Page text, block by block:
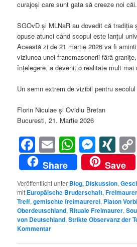
curajoși care sunt gata să creeze noi căi.
SGOvD și MLNaR au dovedit că tradiția
opuse atunci când scopul este lanțul
Această zi de 21 martie 2026 va fi
viziunea unei francmasonerii fără
înțelegere, a devenit o realitate mult mai
Un semn extrem de vizibil pentru
Florin Niculae și Ovidiu Bretan
Bucuresti, 21. Martie 2026
Facebook
Email
Share Save
Veröffentlicht unter Blog, Diskussion,
mit Europäische Bruderschaft,
Treff,gemischte freimaurerei, Platon
Oberdeutschland, Rituale Freimaurer,
von Deutschland,Strikte Observanz der
Kommentar